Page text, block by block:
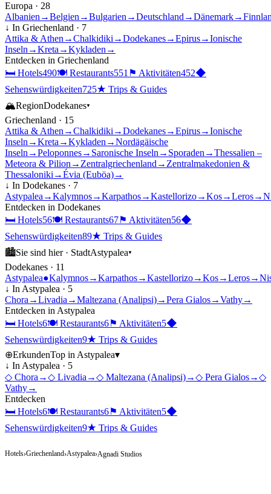
Europa · 28
Albanien →Belgien →Bulgarien →Deutschland →Dänemark→
↓ In Griechenland · 7
Attika & Athen →Chalkidiki →Dodekanes→Epirus→Ionische
Inseln →Kreta →Kykladen →
Entdecken in Griechenland
🛏 Hotels490🍽 Restaurants551 ⚑ Aktivitäten452◆
Sehenswürdigkeiten725★ Trips & Guides
🏔RegionDodekanes▾
Griechenland · 15
Attika & Athen →Chalkidiki →Dodekanes→Epirus→Ionische
Inseln →Kreta →Kykladen →Nordägäische
Inseln →Peloponnes→ Saronische Inseln → Sporaden →Thessalien –
Meteora & Pilion → Zentralgriechenland → Zentralmakedonien &
Thessaloniki →Évia (Euböa)→
↓ In Dodekanes · 7
Astypalea →Kalymnos→Karpathos→Kastellorizo→Kos→Leros→
Entdecken in Dodekanes
🛏 Hotels56🍽 Restaurants67⚑ Aktivitäten56◆
Sehenswürdigkeiten89★ Trips & Guides
🏙Sie sind hier · StadtAstypalea▾
Dodekanes · 11
Astypalea●Kalymnos→Karpathos→Kastellorizo→Kos→Leros→
↓ In Astypalea · 5
Chora →Livadia →Maltezana (Analipsi)→Pera Gialos→Vathy→
Entdecken in Astypalea
🛏 Hotels6🍽 Restaurants6⚑ Aktivitäten5◆
Sehenswürdigkeiten9★ Trips & Guides
⊕ErkundenTop in Astypalea▾
↓ In Astypalea · 5
◇ Chora →◇ Livadia →◇ Maltezana (Analipsi)→◇ Pera Gialos→◇
Vathy→
Entdecken
🛏 Hotels6🍽 Restaurants6⚑ Aktivitäten5◆
Sehenswürdigkeiten9★ Trips & Guides
Hotels›Griechenland›Astypalea›Agnadi Studios